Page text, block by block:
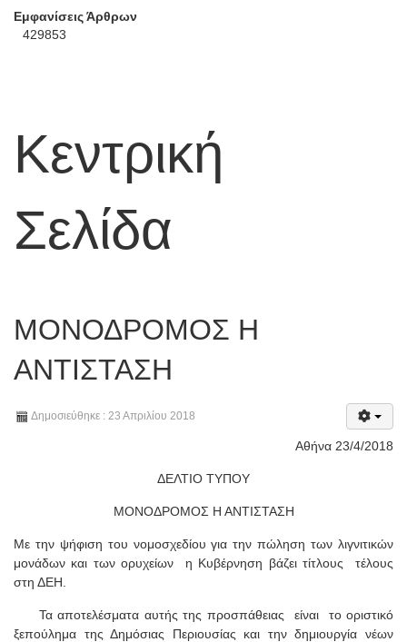
Εμφανίσεις Άρθρων
429853
Κεντρική
Σελίδα
ΜΟΝΟΔΡΟΜΟΣ Η
ΑΝΤΙΣΤΑΣΗ
Δημοσιεύθηκε : 23 Απριλίου 2018
Αθήνα 23/4/2018
ΔΕΛΤΙΟ ΤΥΠΟΥ
ΜΟΝΟΔΡΟΜΟΣ Η ΑΝΤΙΣΤΑΣΗ
Με την ψήφιση του νομοσχεδίου για την πώληση των λιγνιτικών
μονάδων και των ορυχείων
η Κυβέρνηση βάζει τίτλους
τέλους
στη ΔΕΗ.
Τα αποτελέσματα αυτής της προσπάθειας είναι
το οριστικό
ξεπούλημα της Δημόσιας Περιουσίας και την δημιουργία νέων